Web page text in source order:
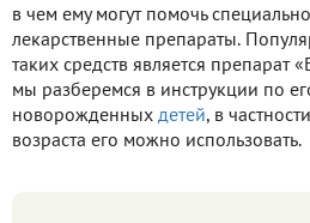
в чем ему могут помочь
лекарственные препараты.
таких средств является препарат
мы разберемся в инструкции по
новорожденных детей, в
возраста его можно использовать.